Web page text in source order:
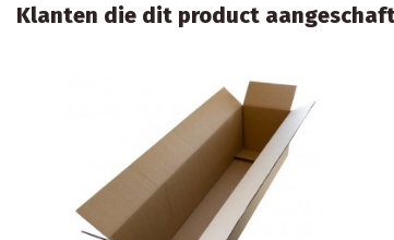
Klanten die dit product